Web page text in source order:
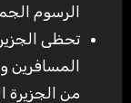
الرسوم
تحظى
من الجزيرة